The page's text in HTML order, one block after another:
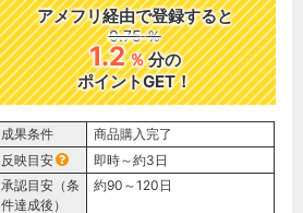
アメフリ経由で登録すると
0.75 ％
1.2％分の
ポイントGET！
成果条件
商品購入完了
反映目安
即時～約3日
承認目安（条
件達成後）
約90～120日